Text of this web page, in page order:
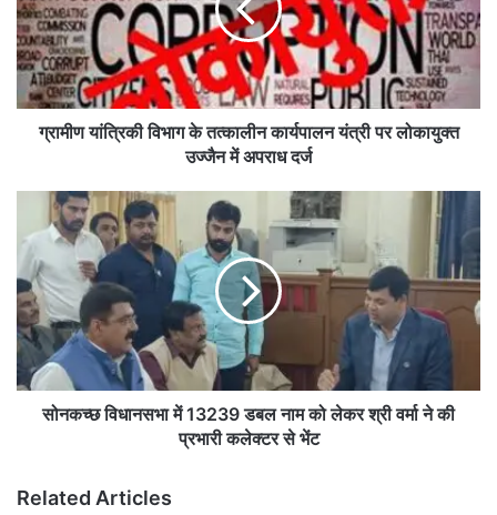
तत्कालीन
कार्यपालन
यंत्री
लोकायुक्त
उज्जैनग्रामीण यांत्रिकी विभाग के तत्कालीन कार्यपालन यंत्री पर लोकायुक्त
उज्जैन में अपराध दर्ज
सोनकच्छ
विधानसभा
में
13239
डबल
नाम
को
लेकर
श्री
कलेक्टर
सोनकच्छ विधानसभा में 13239 डबल नाम को लेकर श्री वर्मा ने की
प्रभारी कलेक्टर से भेंट
Related Articles